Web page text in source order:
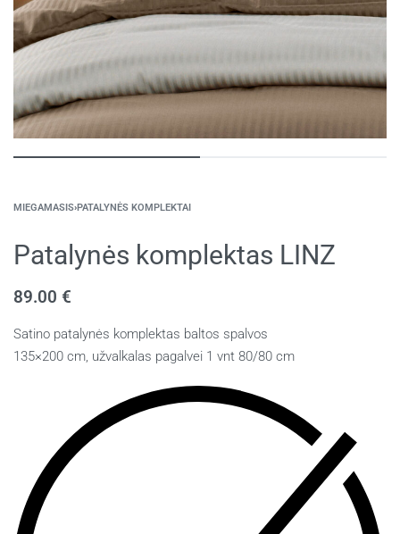
MIEGAMASIS›PATALYNĖS KOMPLEKTAI
Patalynės komplektas LINZ
89.00 €
Satino patalynės komplektas baltos spalvos
135×200 cm, užvalkalas pagalvei 1 vnt 80/80 cm